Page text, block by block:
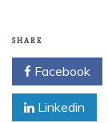
SHARE
Facebook
Linkedin